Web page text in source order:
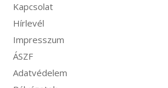
Kapcsolat
Hírlevél
Impresszum
ÁSZF
Adatvédelem